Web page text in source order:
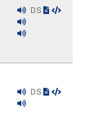
D.S
D.S